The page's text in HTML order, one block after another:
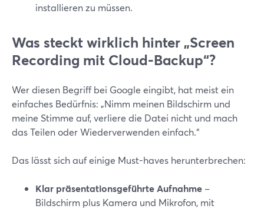
installieren zu müssen.
Was steckt wirklich hinter „Screen
Recording mit Cloud-Backup“?
Wer diesen Begriff bei Google eingibt, hat meist ein
einfaches Bedürfnis: „Nimm meinen Bildschirm und
meine Stimme auf, verliere die Datei nicht und mach
das Teilen oder Wiederverwenden einfach.“
Das lässt sich auf einige Must-haves herunterbrechen:
Klar präsentationsgeführte Aufnahme –
Bildschirm plus Kamera und Mikrofon, mit